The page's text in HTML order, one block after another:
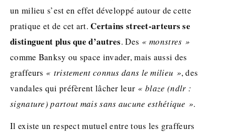
un milieu s’est en effet développé autour de cette
pratique et de cet art.Certains street-arteurs se
distinguent plus que d’autres. Des « monstres »
comme Banksy ou space invader, mais aussi des
graffeurs « tristement connus dans le milieu », des
vandales qui préfèrent lâcher leur « blaze (ndlr :
signature) partout mais sans aucune esthétique ».
Il existe un respect mutuel entre tous les graffeurs